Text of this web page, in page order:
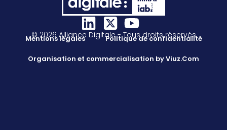
© 2026 Alliance Digitale - Tous droits réservés
Mentions légales Politique de confidentialité
Organisation et commercialisation by Viuz.Com